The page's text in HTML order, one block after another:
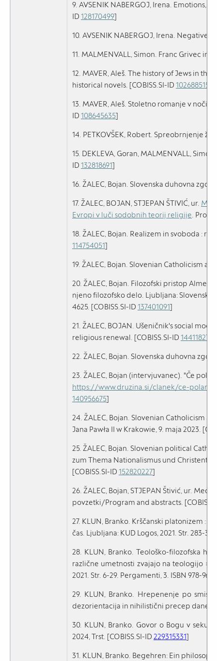
9. AVSENIK NABERGOJ, Irena. Emotions,
ID 128170499]
10. AVSENIK NABERGOJ, Irena. Negative
11. MALMENVALL, Simon. Franc Grivec
12. MAVER, Aleš. The history of Jews in
historical novels. [COBISS.SI-ID 102688515
13. MAVER, Aleš. Stoletno romanje v noči
ID 108645635]
14. PETKOVŠEK, Robert. Spreobrnjenje
15. DEKLEVA, Goran, MALMENVALL,
ID 132818691]
16. ŽALEC, Bojan. Slovenska duhovna
17. ŽALEC, BOJAN, STJEPAN ŠTIVIĆ, ur.
Evropi v luči sodobnih teorij religije.
18. ŽALEC, Bojan. Realizem in svoboda :
114754051]
19. ŽALEC, Bojan. Slovenian Catholicism
20. ŽALEC, Bojan. Filozofski pristop Alme
njeno filozofsko delo. Ljubljana: Slovenska
4625. [COBISS.SI-ID 137401091]
21. ŽALEC, BOJAN. Ušeničnik's social
religious renewal. [COBISS.SI-ID 144118275
22. ŽALEC, Bojan. Slovenska duhovna
23. ŽALEC, Bojan (intervjuvanec). "Če
https://www.druzina.si/clanek/ce-
140956675]
24. ŽALEC, Bojan. Slovenian Catholicism
Jana Pawła II w Krakowie, 9. maja 2023.
25. ŽALEC, Bojan. Slovenian political
zum Thema Nationalismus und
[COBISS.SI-ID 152820227]
26. ŽALEC, Bojan, STJEPAN Štivić, ur.
povzetki/Program and abstracts.
27. KLUN, Branko. Krščanski platonizem :
čas. Ljubljana: KUD Logos, 2021. Str. 283-
28. KLUN, Branko. Teološko-filozofska
različne umetnosti zvajajo na teologijo =
2021. Str. 6-29. Pergamenti, 3. ISBN 978-
29. KLUN, Branko. Hrepenenje po
dezorientacija in nihilistični precep dane:
30. KLUN, Branko. Govor o Bogu v
2024, Trst. [COBISS.SI-ID 229315331]
31. KLUN, Branko. Begehren: Ein